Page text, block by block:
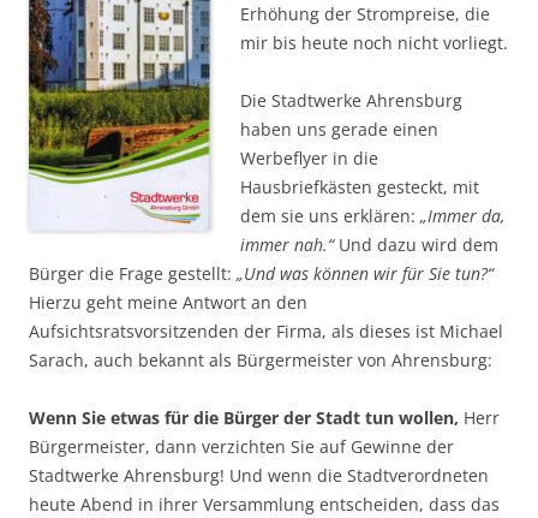
Erhöhung der Strompreise, die
mir bis heute noch nicht vorliegt.
Die Stadtwerke Ahrensburg
haben uns gerade einen
Werbeflyer in die
Hausbriefkästen gesteckt, mit
dem sie uns erklären: „Immer da,
immer nah.“Und dazu wird dem
Bürger die Frage gestellt: „Und was können wir für Sie tun?“
Hierzu geht meine Antwort an den
Aufsichtsratsvorsitzenden der Firma, als dieses ist Michael
Sarach, auch bekannt als Bürgermeister von Ahrensburg:
Wenn Sie etwas für die Bürger der Stadt tun wollen, Herr
Bürgermeister, dann verzichten Sie auf Gewinne der
Stadtwerke Ahrensburg! Und wenn die Stadtverordneten
heute Abend in ihrer Versammlung entscheiden, dass das